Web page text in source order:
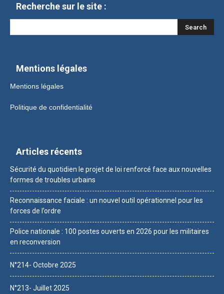
Recherche sur le site :
Mentions légales
Mentions légales
Politique de confidentialité
Articles récents
Sécurité du quotidien le projet de loi renforcé face aux nouvelles
formes de troubles urbains
Reconnaissance faciale : un nouvel outil opérationnel pour les
forces de l’ordre
Police nationale : 100 postes ouverts en 2026 pour les militaires
en reconversion
N°214- Octobre 2025
N°213- Juillet 2025